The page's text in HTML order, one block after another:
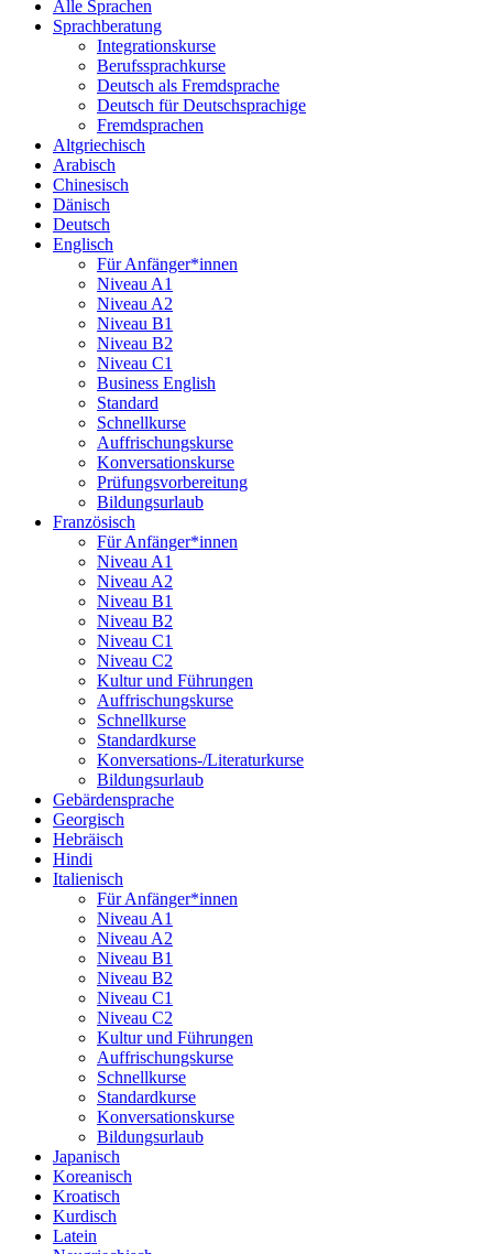
Alle Sprachen
Sprachberatung
Integrationskurse
Berufssprachkurse
Deutsch als Fremdsprache
Deutsch für Deutschsprachige
Fremdsprachen
Altgriechisch
Arabisch
Chinesisch
Dänisch
Deutsch
Englisch
Für Anfänger*innen
Niveau A1
Niveau A2
Niveau B1
Niveau B2
Niveau C1
Business English
Standard
Schnellkurse
Auffrischungskurse
Konversationskurse
Prüfungsvorbereitung
Bildungsurlaub
Französisch
Für Anfänger*innen
Niveau A1
Niveau A2
Niveau B1
Niveau B2
Niveau C1
Niveau C2
Kultur und Führungen
Auffrischungskurse
Schnellkurse
Standardkurse
Konversations-/Literaturkurse
Bildungsurlaub
Gebärdensprache
Georgisch
Hebräisch
Hindi
Italienisch
Für Anfänger*innen
Niveau A1
Niveau A2
Niveau B1
Niveau B2
Niveau C1
Niveau C2
Kultur und Führungen
Auffrischungskurse
Schnellkurse
Standardkurse
Konversationskurse
Bildungsurlaub
Japanisch
Koreanisch
Kroatisch
Kurdisch
Latein